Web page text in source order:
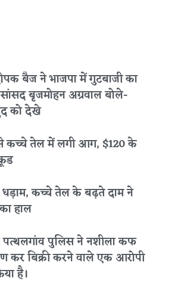
बैज ने भाजपा में गुटबाजी का
बृजमोहन अग्रवाल बोले-
को देखे
कच्चे तेल में लगी आग, $120 के
कच्चे तेल के बढ़ते दाम ने
हाल
पुलिस ने नशीला कफ
कर बिक्री करने वाले एक आरोपी
है।